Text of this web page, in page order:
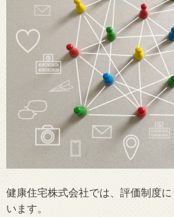
健康住宅株式会社では、評価制度に
います。